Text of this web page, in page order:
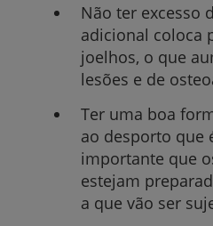
Não ter excesso
adicional coloca
joelhos, o que
lesões e de
Ter uma boa
ao desporto que
importante que
estejam
a que vão ser